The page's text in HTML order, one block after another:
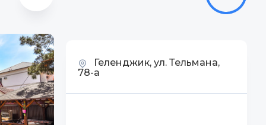
Геленджик, ул. Тельмана,
78-а